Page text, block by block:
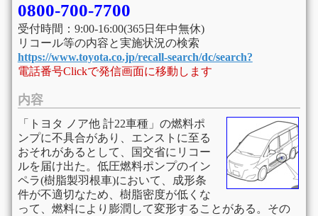
0800-700-7700
受付時間：9:00-16:00(365日年中無休)
リコール等の内容と実施状況の検索
https://www.toyota.co.jp/recall-search/dc/search?
電話番号Clickで発信画面に移動します
内容
「トヨタ ノア他 計22車種」の燃料ポ
ンプに不具合があり、エンストに至る
おそれがあるとして、国交省にリコー
ルを届け出た。低圧燃料ポンプのイン
ペラ(樹脂製羽根車)において、成形条
件が不適切なため、樹脂密度が低くな
って、燃料により膨潤して変形することがある。その